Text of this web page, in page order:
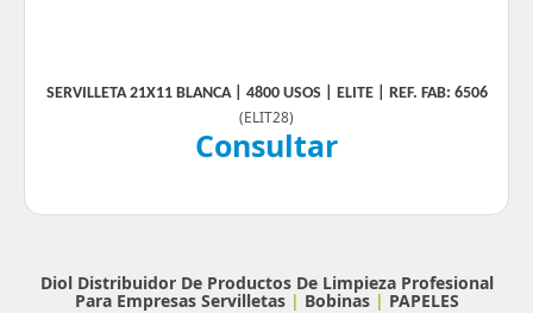
SERVILLETA 21X11 BLANCA | 4800 USOS | ELITE | REF. FAB: 6506
(ELIT28)
Consultar
Diol Distribuidor De Productos De Limpieza Profesional
Para Empresas Servilletas| Bobinas| PAPELES